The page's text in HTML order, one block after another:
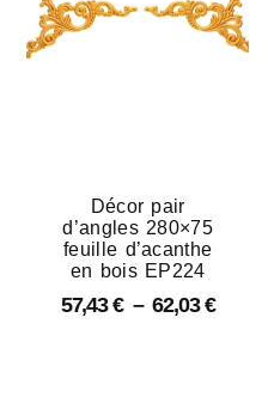
Décor pair
d’angles 280×75
feuille d’acanthe
en bois EP224
57,43€ – 62,03€